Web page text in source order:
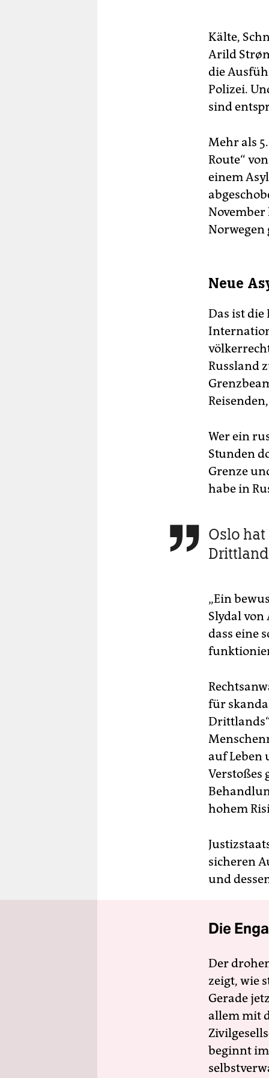
Kälte,
Arild
die
Polizei.
sind
Mehr als
Route“
einem
November
Norwegen
Neue
Das ist
Russland
Wer ein
Stunden
Grenze
habe in
 Oslo
„Ein
Slydal von
dass eine
für
auf Leben
Verstoßes
hohem
sicheren
und
Die
Der
zeigt, wie
Gerade
allem mit
beginnt